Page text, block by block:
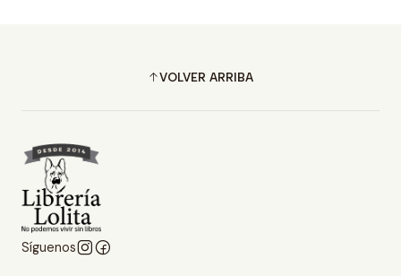
VOLVER ARRIBA
Síguenos